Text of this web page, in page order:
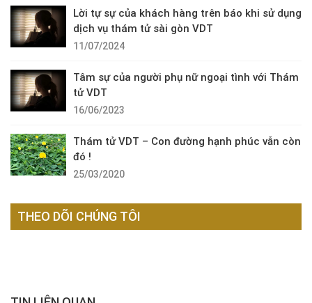
Lời tự sự của khách hàng trên báo khi sử dụng
dịch vụ thám tử sài gòn VDT
11/07/2024
Tâm sự của người phụ nữ ngoại tình với Thám
tử VDT
16/06/2023
Thám tử VDT – Con đường hạnh phúc vẫn còn
đó !
25/03/2020
THEO DÕI CHÚNG TÔI